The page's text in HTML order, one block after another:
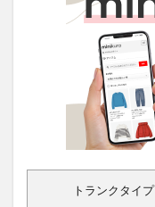
トランクタイプ